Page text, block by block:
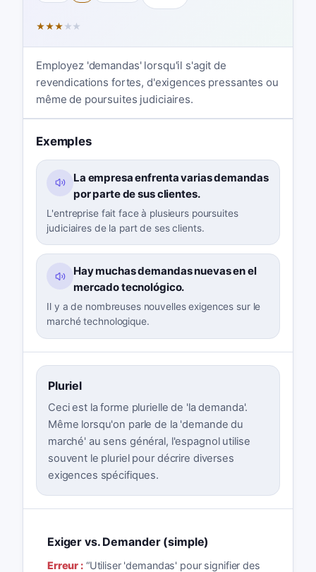
★★★ ★ ★
Employez 'demandas' lorsqu'il s'agit de
revendications fortes, d'exigences pressantes ou
même de poursuites judiciaires.
Exemples
La empresa enfrenta varias demandas
por parte de sus clientes.
L'entreprise fait face à plusieurs poursuites
judiciaires de la part de ses clients.
Hay muchas demandas nuevas en el
mercado tecnológico.
Il y a de nombreuses nouvelles exigences sur le
marché technologique.
Pluriel
Ceci est la forme plurielle de 'la demanda'.
Même lorsqu'on parle de la 'demande du
marché' au sens général, l'espagnol utilise
souvent le pluriel pour décrire diverses
exigences spécifiques.
Exiger vs. Demander (simple)
Erreur :“Utiliser 'demandas' pour signifier des